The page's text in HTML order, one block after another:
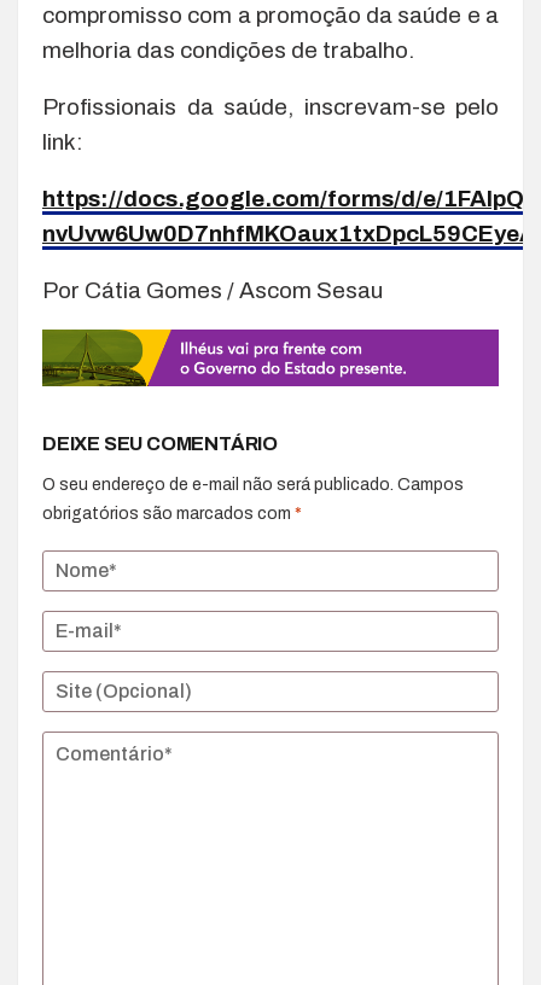
compromisso com a promoção da saúde e a
melhoria das condições de trabalho.
Profissionais da saúde, inscrevam-se pelo
link:
https://docs.google.com/forms/d/e/
Por Cátia Gomes / Ascom Sesau
DEIXE SEU COMENTÁRIO
O seu endereço de e-mail não será publicado. Campos
obrigatórios são marcados com *